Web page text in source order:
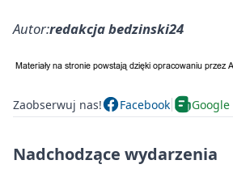
Autor:redakcja bedzinski24
Zaobserwuj nas! Facebook Google
Nadchodzące wydarzenia